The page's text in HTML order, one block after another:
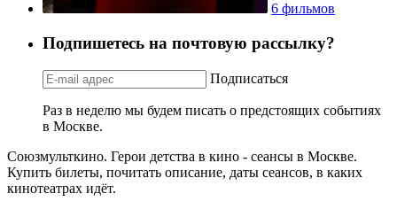
6 фильмов
Подпишетесь на почтовую рассылку?
Подписаться
Раз в неделю мы будем писать о предстоящих событиях
в Москве.
Союзмульткино. Герои детства в кино - сеансы в Москве.
Купить билеты, почитать описание, даты сеансов, в каких
кинотеатрах идёт.